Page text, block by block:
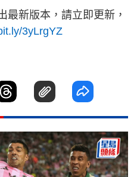
最新版本，請立即更新，
3yLrgYZ